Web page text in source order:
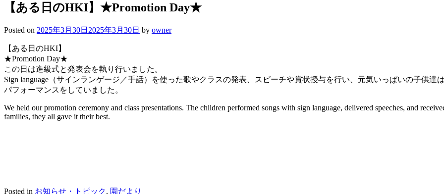
【ある日のHKI】★Promotion Day★
Posted on 2025年3月30日 2025年3月30日 by owner
【ある日のHKI】
★Promotion Day★
この日は進級式と発表会を執り行いました。
Sign language（サインランゲージ／手話）を使った歌やクラスの発表、スピーチや賞状授与を行い、元気いっぱいの子供
パフォーマンスをしていました。
We held our promotion ceremony and class presentations. The children performed songs with sign language, delivered speeches, and
families, they all gave it their best.
Posted in お知らせ・トピック, 園だより